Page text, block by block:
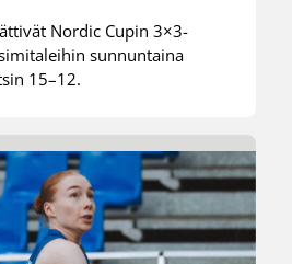
Nordic Cupin 3×3-
sunnuntaina
15–12.